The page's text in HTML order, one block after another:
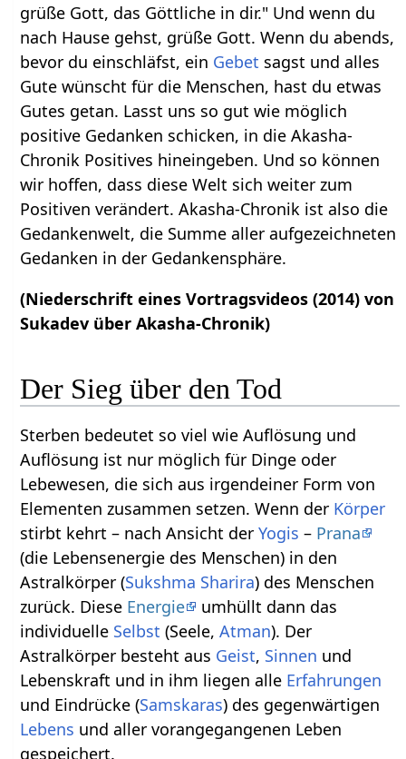
grüße Gott, das Göttliche in dir." Und wenn du
nach Hause gehst, grüße Gott. Wenn du abends,
bevor du einschläfst, ein Gebet sagst und alles
Gute wünscht für die Menschen, hast du etwas
Gutes getan. Lasst uns so gut wie möglich
positive Gedanken schicken, in die Akasha-
Chronik Positives hineingeben. Und so können
wir hoffen, dass diese Welt sich weiter zum
Positiven verändert. Akasha-Chronik ist also die
Gedankenwelt, die Summe aller aufgezeichneten
Gedanken in der Gedankensphäre.
(Niederschrift eines Vortragsvideos (2014) von
Sukadev über Akasha-Chronik)
Der Sieg über den Tod
Sterben bedeutet so viel wie Auflösung und
Auflösung ist nur möglich für Dinge oder
Lebewesen, die sich aus irgendeiner Form von
Elementen zusammen setzen. Wenn der Körper
stirbt kehrt – nach Ansicht derYogis – Prana
(die Lebensenergie des Menschen) in den
Astralkörper (Sukshma Sharira) des Menschen
zurück. Diese Energie
umhüllt dann das
individuelle Selbst (Seele,Atman). Der
Astralkörper besteht aus Geist, Sinnen und
Lebenskraft und in ihm liegen alle Erfahrungen
und Eindrücke (Samskaras) des gegenwärtigen
Lebens und aller vorangegangenen Leben
gespeichert.